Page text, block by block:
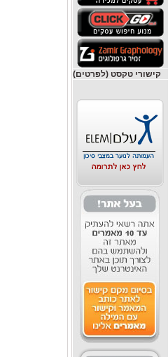
קישורי טקסט (לפרטים)